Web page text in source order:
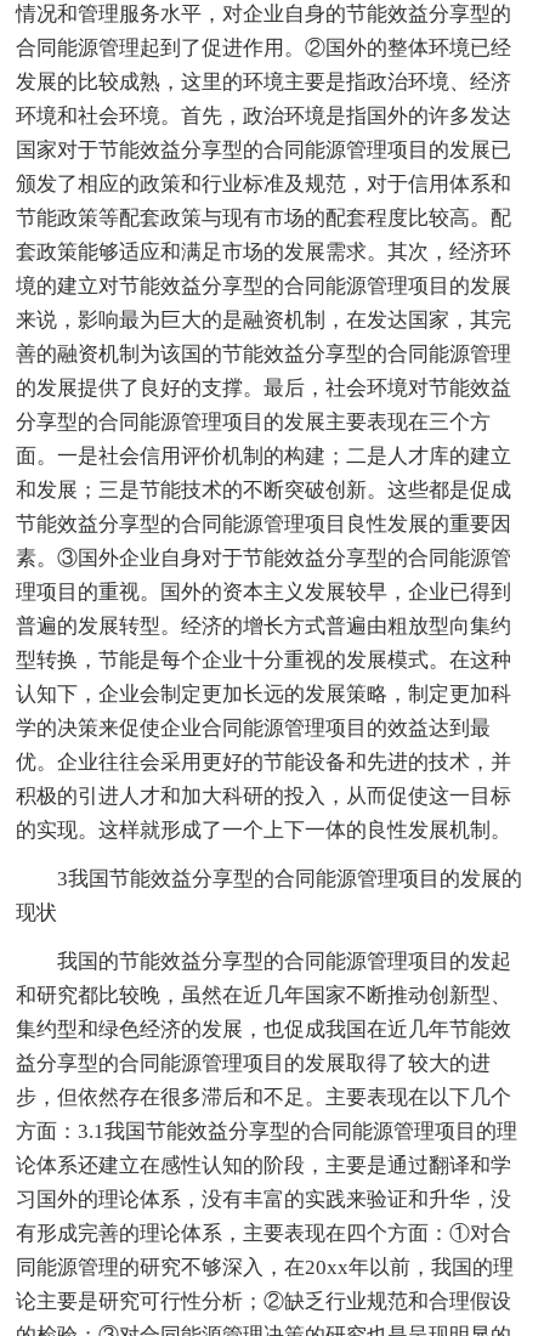
情况和管理服务水平，对企业自身的节能效益分享型的
合同能源管理起到了促进作用。②国外的整体环境已经
发展的比较成熟，这里的环境主要是指政治环境、经济
环境和社会环境。首先，政治环境是指国外的许多发达
国家对于节能效益分享型的合同能源管理项目的发展已
颁发了相应的政策和行业标准及规范，对于信用体系和
节能政策等配套政策与现有市场的配套程度比较高。配
套政策能够适应和满足市场的发展需求。其次，经济环
境的建立对节能效益分享型的合同能源管理项目的发展
来说，影响最为巨大的是融资机制，在发达国家，其完
善的融资机制为该国的节能效益分享型的合同能源管理
的发展提供了良好的支撑。最后，社会环境对节能效益
分享型的合同能源管理项目的发展主要表现在三个方
面。一是社会信用评价机制的构建；二是人才库的建立
和发展；三是节能技术的不断突破创新。这些都是促成
节能效益分享型的合同能源管理项目良性发展的重要因
素。③国外企业自身对于节能效益分享型的合同能源管
理项目的重视。国外的资本主义发展较早，企业已得到
普遍的发展转型。经济的增长方式普遍由粗放型向集约
型转换，节能是每个企业十分重视的发展模式。在这种
认知下，企业会制定更加长远的发展策略，制定更加科
学的决策来促使企业合同能源管理项目的效益达到最
优。企业往往会采用更好的节能设备和先进的技术，并
积极的引进人才和加大科研的投入，从而促使这一目标
的实现。这样就形成了一个上下一体的良性发展机制。
3我国节能效益分享型的合同能源管理项目的发展的
现状
我国的节能效益分享型的合同能源管理项目的发起
和研究都比较晚，虽然在近几年国家不断推动创新型、
集约型和绿色经济的发展，也促成我国在近几年节能效
益分享型的合同能源管理项目的发展取得了较大的进
步，但依然存在很多滞后和不足。主要表现在以下几个
方面：3.1我国节能效益分享型的合同能源管理项目的理
论体系还建立在感性认知的阶段，主要是通过翻译和学
习国外的理论体系，没有丰富的实践来验证和升华，没
有形成完善的理论体系，主要表现在四个方面：①对合
同能源管理的研究不够深入，在20xx年以前，我国的理
论主要是研究可行性分析；②缺乏行业规范和合理假设